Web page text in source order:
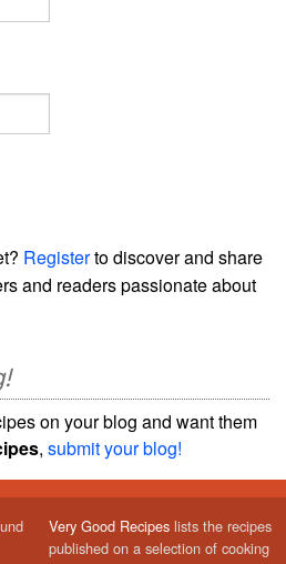
Registerto discover and share
and readers passionate about
on your blog and want them
, submit your blog!
Very Good Recipes lists the recipes
published on a selection of cooking